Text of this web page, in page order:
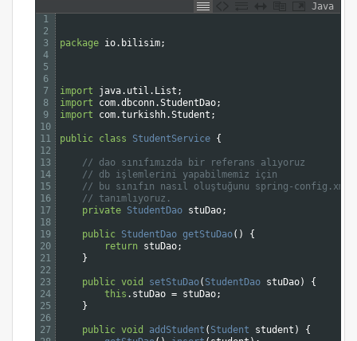
Java
1
2
3
4
5
6
7
8
9
10
11
12
13
14
15
16
17
18
19
20
21
22
23
24
25
26
27
package io. bilisim;
import java. util . List ;
import
com.dbconn.StudentDao;
import
com.turkishh.Student ;
public class StudentService {
// dao sınıfımızda bir referans alıyoruz
// db işlemlerini yapabilmemiz için
// bu sınıfın nasıl oluştuğunu spring-config.xml
// tanımlıyoruz.
private StudentDao stuDao;
public StudentDao getStuDao( )
{
return
stuDao;
}
public void setStuDao( StudentDao stuDao)
{
this . stuDao = stuDao;
}
public void addStudent ( Student student )
{